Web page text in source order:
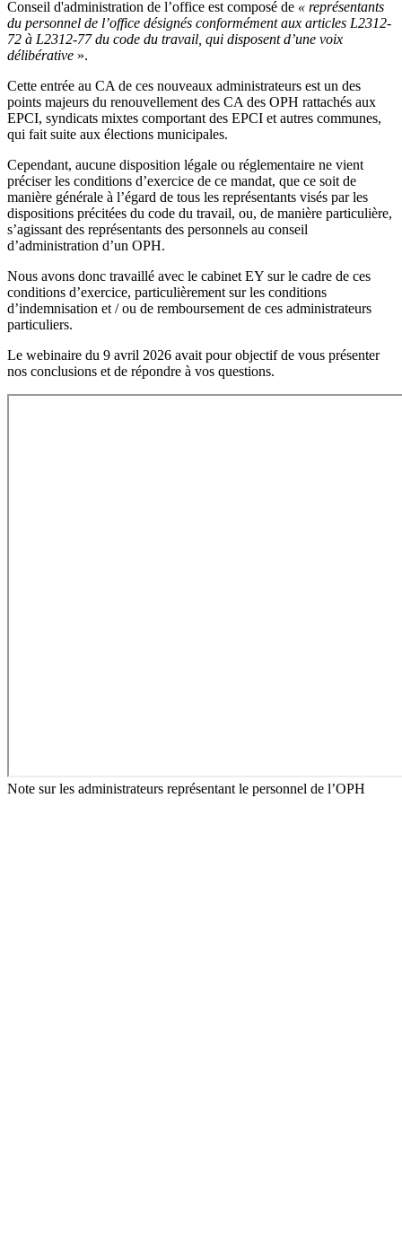
Conseil d'administration de l’office est composé de « représentants
du personnel de l’office désignés conformément aux articles L2312-
72 à L2312-77 du code du travail, qui disposent d’une voix
délibérative ».
Cette entrée au CA de ces nouveaux administrateurs est un des
points majeurs du renouvellement des CA des OPH rattachés aux
EPCI, syndicats mixtes comportant des EPCI et autres communes,
qui fait suite aux élections municipales.
Cependant, aucune disposition légale ou réglementaire ne vient
préciser les conditions d’exercice de ce mandat, que ce soit de
manière générale à l’égard de tous les représentants visés par les
dispositions précitées du code du travail, ou, de manière particulière,
s’agissant des représentants des personnels au conseil
d’administration d’un OPH.
Nous avons donc travaillé avec le cabinet EY sur le cadre de ces
conditions d’exercice, particulièrement sur les conditions
d’indemnisation et / ou de remboursement de ces administrateurs
particuliers.
Le webinaire du 9 avril 2026 avait pour objectif de vous présenter
nos conclusions et de répondre à vos questions.
Note sur les administrateurs représentant le personnel de l’OPH